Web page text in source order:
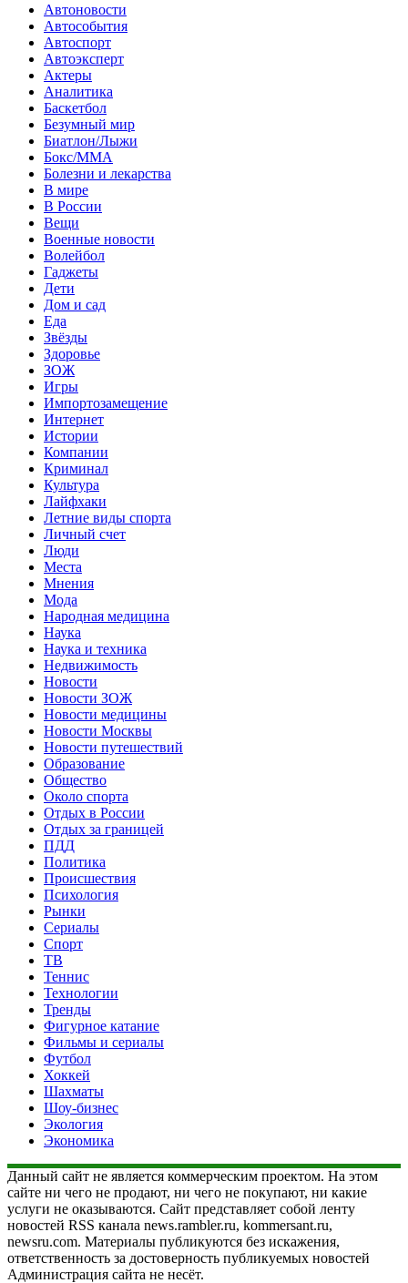
Автоновости
Автособытия
Автоспорт
Автоэксперт
Актеры
Аналитика
Баскетбол
Безумный мир
Биатлон/Лыжи
Бокс/MMA
Болезни и лекарства
В мире
В России
Вещи
Военные новости
Волейбол
Гаджеты
Дети
Дом и сад
Еда
Звёзды
Здоровье
ЗОЖ
Игры
Импортозамещение
Интернет
Истории
Компании
Криминал
Культура
Лайфхаки
Летние виды спорта
Личный счет
Люди
Места
Мнения
Мода
Народная медицина
Наука
Наука и техника
Недвижимость
Новости
Новости ЗОЖ
Новости медицины
Новости Москвы
Новости путешествий
Образование
Общество
Около спорта
Отдых в России
Отдых за границей
ПДД
Политика
Происшествия
Психология
Рынки
Сериалы
Спорт
ТВ
Теннис
Технологии
Тренды
Фигурное катание
Фильмы и сериалы
Футбол
Хоккей
Шахматы
Шоу-бизнес
Экология
Экономика
Данный сайт не является коммерческим проектом. На этом
сайте ни чего не продают, ни чего не покупают, ни какие
услуги не оказываются. Сайт представляет собой ленту
новостей RSS канала news.rambler.ru, kommersant.ru,
newsru.com. Материалы публикуются без искажения,
ответственность за достоверность публикуемых новостей
Администрация сайта не несёт.